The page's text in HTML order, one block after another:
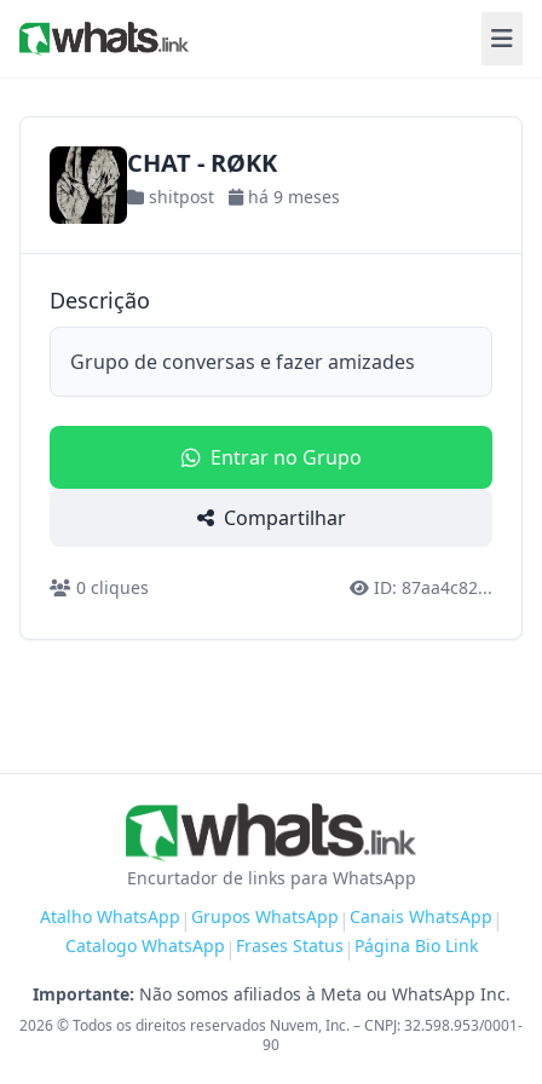
CHAT - RØKK
shitpost há 9 meses
Descrição
Grupo de conversas e fazer amizades
Entrar no Grupo
Compartilhar
0 cliques ID: 87aa4c82...
Encurtador de links para WhatsApp
Atalho WhatsApp | Grupos WhatsApp | Canais WhatsApp |
Catalogo WhatsApp | Frases Status | Página Bio Link
Importante: Não somos afiliados à Meta ou WhatsApp Inc.
2026© Todos os direitos reservados Nuvem, Inc. – CNPJ: 32.598.953/0001-
90